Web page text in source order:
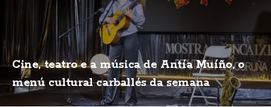
Cine, teatro e a música de Antía Muíño, o
menú cultural carballés da semana